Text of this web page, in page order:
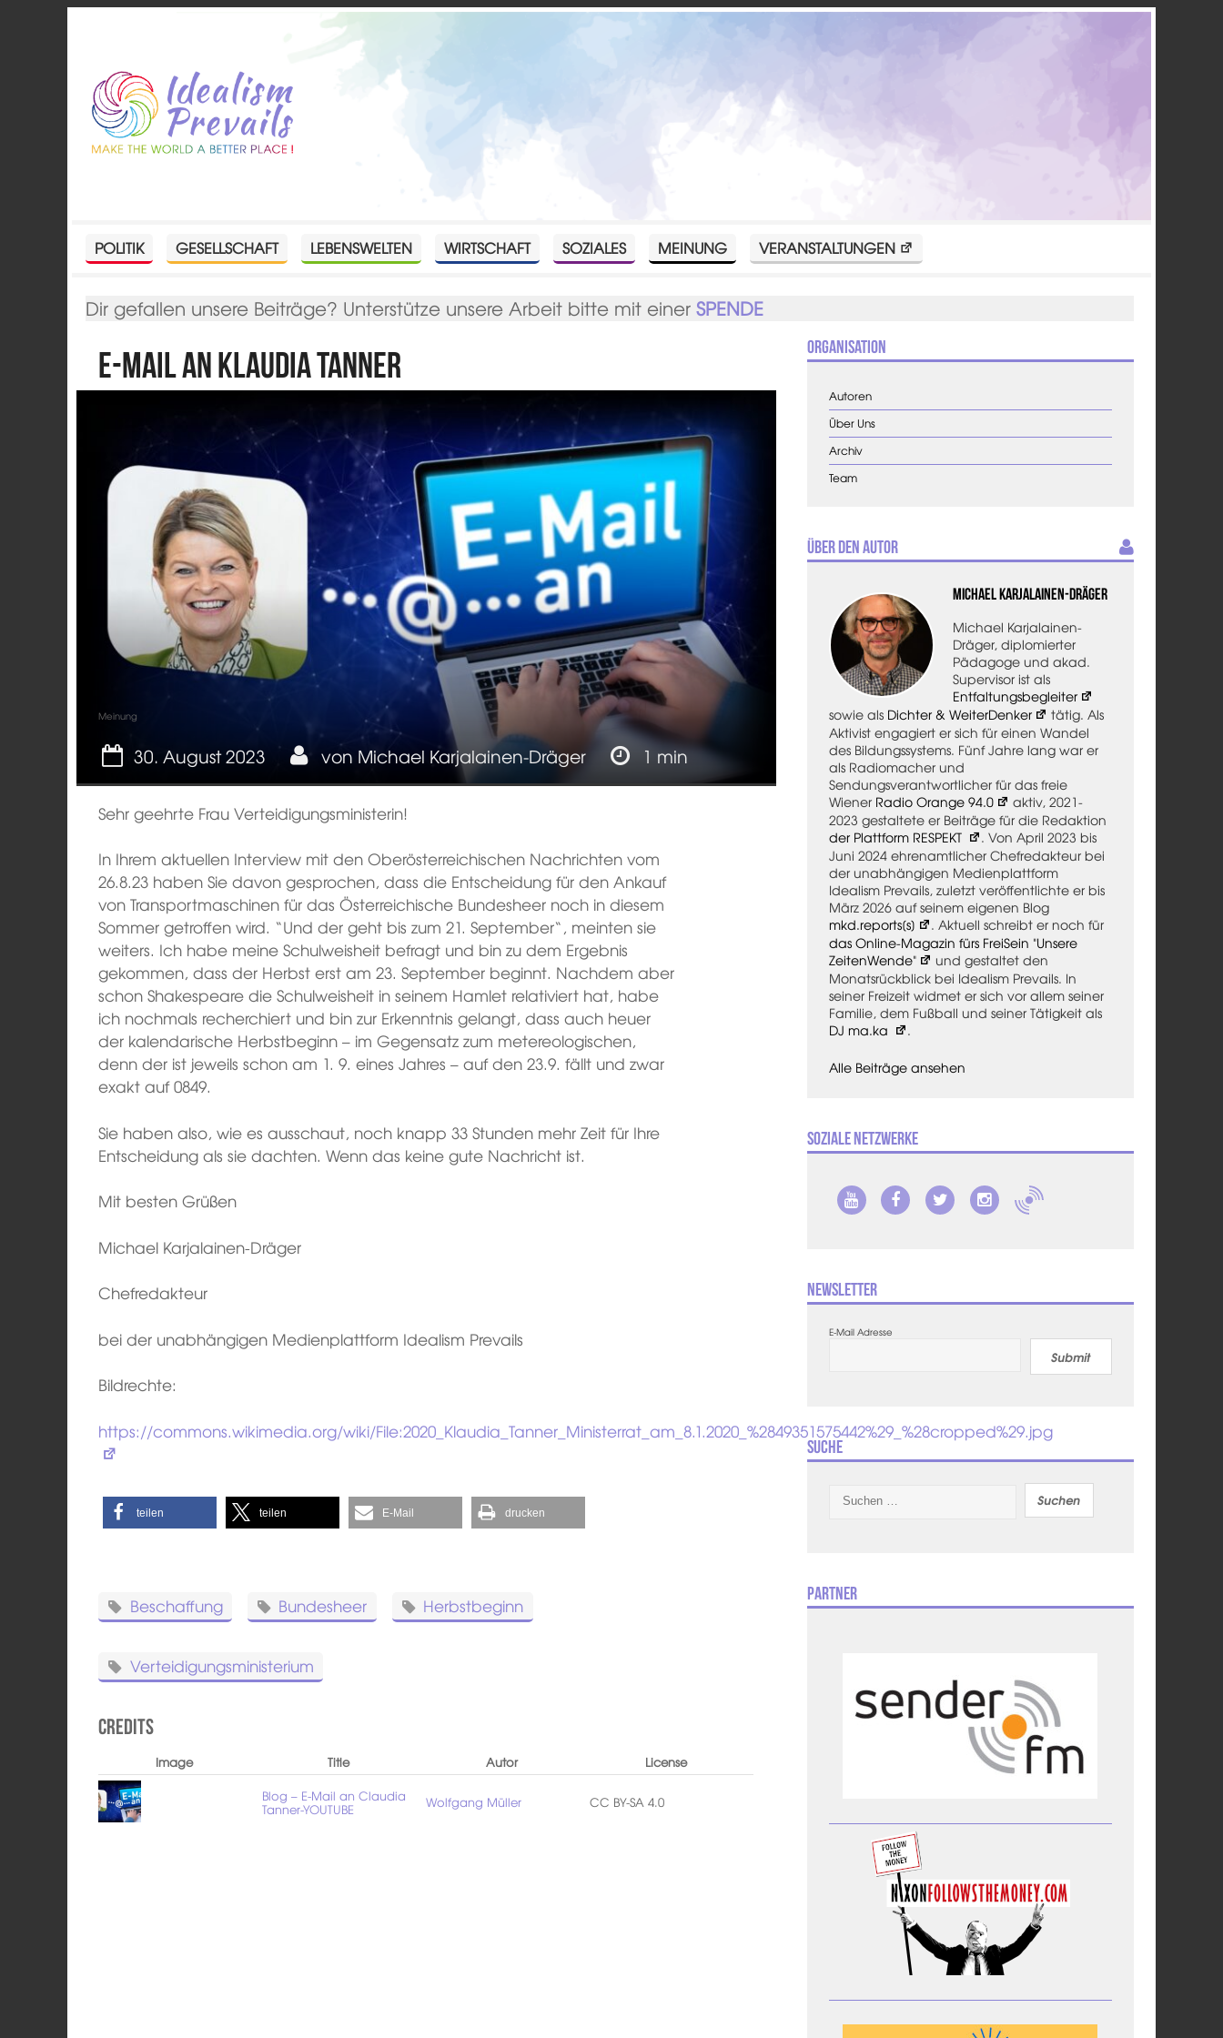
POLITIK GESELLSCHAFT LEBENSWELTEN WIRTSCHAFT SOZIALES MEINUNG VERANSTALTUNGEN
Dir gefallen unsere Beiträge? Unterstütze unsere Arbeit bitte mit einerSPENDE
E-Mail an Klaudia Tanner
Meinung
30. August 2023 von Michael Karjalainen-Dräger 1 min
Sehr geehrte Frau Verteidigungsministerin!
In Ihrem aktuellen Interview mit den Oberösterreichischen Nachrichten vom
26.8.23 haben Sie davon gesprochen, dass die Entscheidung für den Ankauf
von Transportmaschinen für das Österreichische Bundesheer noch in diesem
Sommer getroffen wird. “Und der geht bis zum 21. September“, meinten sie
weiters. Ich habe meine Schulweisheit befragt und bin zu dem Ergebnis
gekommen, dass der Herbst erst am 23. September beginnt. Nachdem aber
schon Shakespeare die Schulweisheit in seinem Hamlet relativiert hat, habe
ich nochmals recherchiert und bin zur Erkenntnis gelangt, dass auch heuer
der kalendarische Herbstbeginn – im Gegensatz zum metereologischen,
denn der ist jeweils schon am 1. 9. eines Jahres – auf den 23.9. fällt und zwar
exakt auf 0849.
Sie haben also, wie es ausschaut, noch knapp 33 Stunden mehr Zeit für Ihre
Entscheidung als sie dachten. Wenn das keine gute Nachricht ist.
Mit besten Grüßen
Michael Karjalainen-Dräger
Chefredakteur
bei der unabhängigen Medienplattform Idealism Prevails
Bildrechte:
https://commons.wikimedia.org/wiki/File:2020_Klaudia_Tanner_Ministerrat_am_8.1.2020_%2849351575442%29_%28cropped%29.jpg
teilen teilen E-Mail drucken
Beschaffung Bundesheer Herbstbeginn
Verteidigungsministerium
Credits
Image Title Autor
License
Blog – E-Mail an Claudia
Tanner-YOUTUBE Wolfgang Müller CC BY-SA 4.0
Organisation
Autoren
Über Uns
Archiv
Team
Über den Autor
Michael Karjalainen-Dräger
Michael Karjalainen-
Dräger, diplomierter
Pädagoge und akad.
Supervisor ist als
Entfaltungsbegleiter
sowie als Dichter & WeiterDenker
tätig. Als
Aktivist engagiert er sich für einen Wandel
des Bildungssystems. Fünf Jahre lang war er
als Radiomacher und
Sendungsverantwortlicher für das freie
Wiener Radio Orange 94.0
aktiv, 2021-
2023 gestaltete er Beiträge für die Redaktion
der Plattform RESPEKT
. Von April 2023 bis
Juni 2024 ehrenamtlicher Chefredakteur bei
der unabhängigen Medienplattform
Idealism Prevails, zuletzt veröffentlichte er bis
März 2026 auf seinem eigenen Blog
mkd.reports[s]
. Aktuell schreibt er noch für
das Online-Magazin fürs FreiSein "Unsere
ZeitenWende"
und gestaltet den
Monatsrückblick bei Idealism Prevails. In
seiner Freizeit widmet er sich vor allem seiner
Familie, dem Fußball und seiner Tätigkeit als
DJ ma.ka
.
Alle Beiträge ansehen
Soziale Netzwerke
Newsletter
E-Mail Adresse
Submit
Suche
nach:
Partner